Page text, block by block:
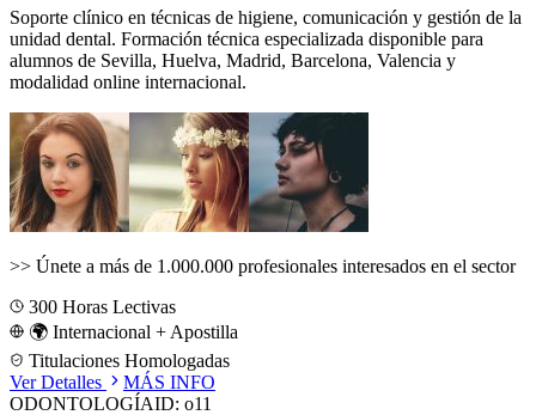
Soporte clínico en técnicas de higiene, comunicación y gestión de la
unidad dental. Formación técnica especializada disponible para
alumnos de Sevilla, Huelva, Madrid, Barcelona, Valencia y
modalidad online internacional.
>> Únete a más de 1.000.000 profesionales interesados en el sector
300 Horas Lectivas
🌍 Internacional + Apostilla
Titulaciones Homologadas
Ver Detalles
MÁS INFO
ODONTOLOGÍAID: o11